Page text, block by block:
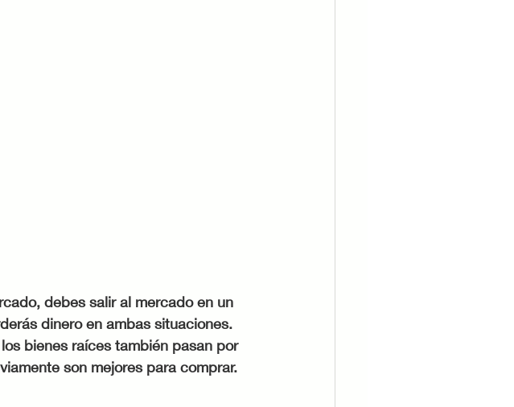
debes salir al mercado en un
dinero en ambas situaciones.
bienes raíces también pasan por
son mejores para comprar.